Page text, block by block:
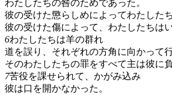
わたしたちの咎のためであった。
彼の受けた懲らしめによってわたした
彼の受けた傷によって、わたしたちは
6わたしたちは羊の群れ
道を誤り、それぞれの方角に向かって行
そのわたしたちの罪をすべて主は彼に
7苦役を課せられて、かがみ込み
彼は口を開かなかった。